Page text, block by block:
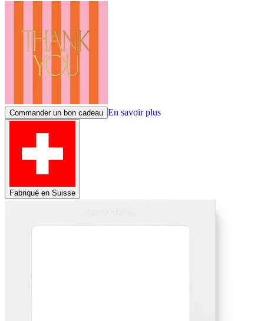
Commander un bon cadeau En savoir plus
Fabriqué en Suisse